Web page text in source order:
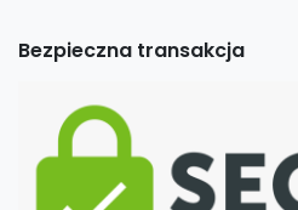
Bezpieczna transakcja